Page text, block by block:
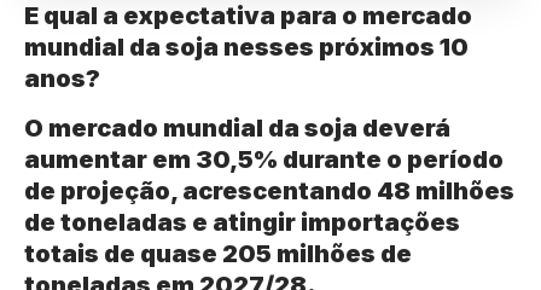
E qual a expectativa para o mercado
mundial da soja nesses próximos 10
anos?
O mercado mundial da soja deverá
aumentar em 30,5% durante o período
de projeção, acrescentando 48 milhões
de toneladas e atingir importações
totais de quase 205 milhões de